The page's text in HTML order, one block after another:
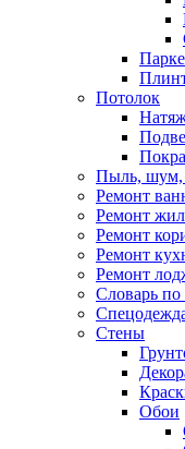
Потолок
Пыль, шум,
Ремонт
Ремонт
Ремонт
Ремонт
Ремонт
Словарь по
Стены
Обои